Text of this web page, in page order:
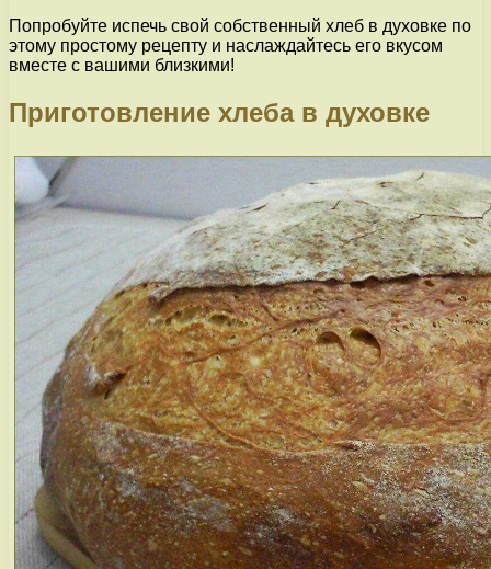
Попробуйте испечь свой собственный хлеб в духовке по
этому простому рецепту и наслаждайтесь его вкусом
вместе с вашими близкими!
Приготовление хлеба в духовке